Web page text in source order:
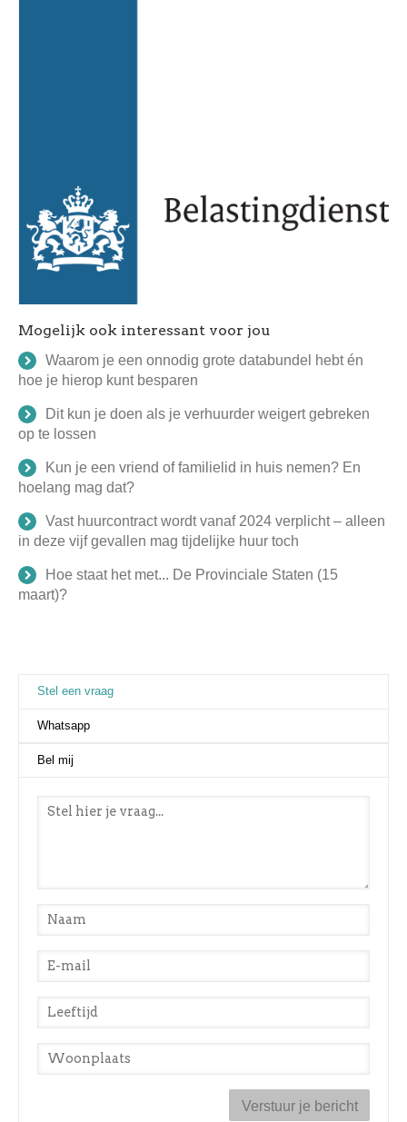
Mogelijk ook interessant voor jou
Waarom je een onnodig grote databundel hebt én
hoe je hierop kunt besparen
Dit kun je doen als je verhuurder weigert gebreken
op te lossen
Kun je een vriend of familielid in huis nemen? En
hoelang mag dat?
Vast huurcontract wordt vanaf 2024 verplicht – alleen
in deze vijf gevallen mag tijdelijke huur toch
Hoe staat het met... De Provinciale Staten (15
maart)?
Stel een vraag
Whatsapp
Bel mij
Stel een vraag
Naam
E-mail*
Leeftijd *
Woonplaats